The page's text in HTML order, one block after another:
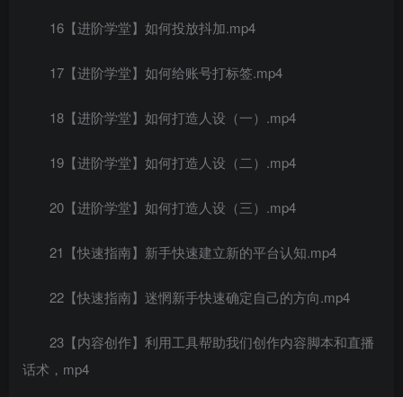
16【进阶学堂】如何投放抖加.mp4
17【进阶学堂】如何给账号打标签.mp4
18【进阶学堂】如何打造人设（一）.mp4
19【进阶学堂】如何打造人设（二）.mp4
20【进阶学堂】如何打造人设（三）.mp4
21【快速指南】新手快速建立新的平台认知.mp4
22【快速指南】迷惘新手快速确定自己的方向.mp4
23【内容创作】利用工具帮助我们创作内容脚本和直播
话术，mp4